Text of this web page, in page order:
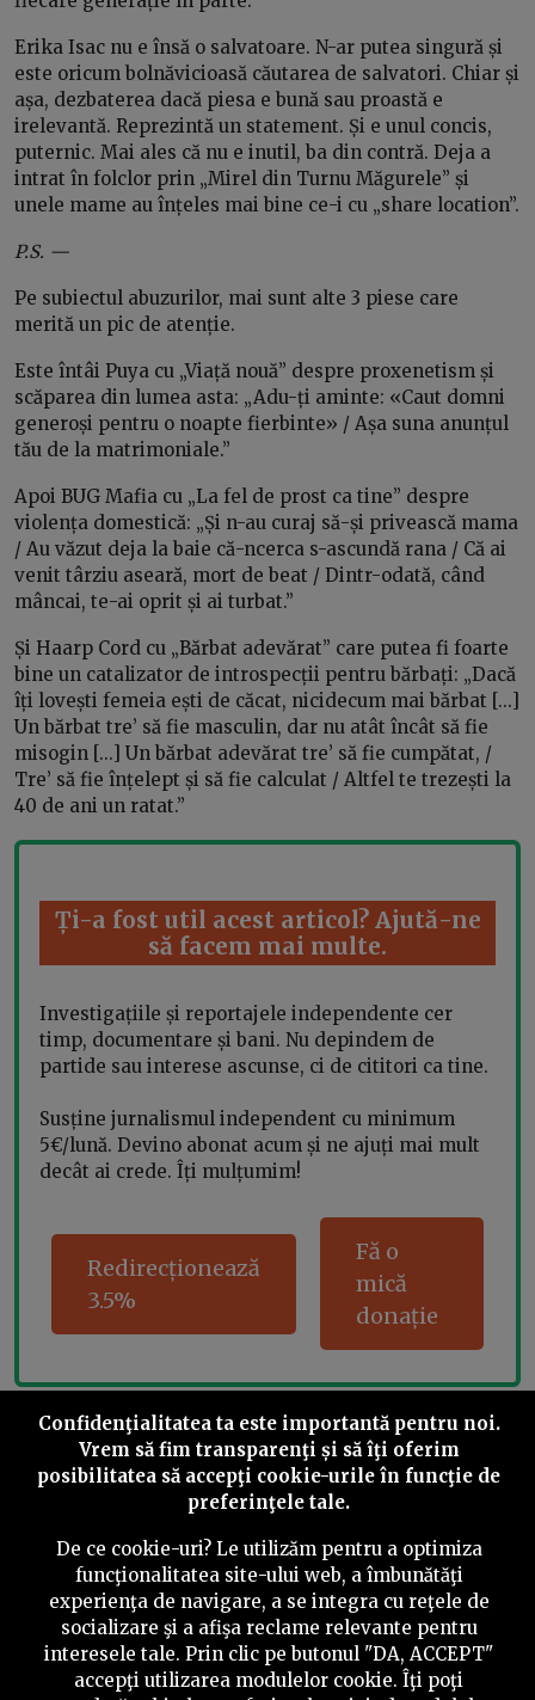
Erika Isac nu e însă o salvatoare. N-ar putea singură și
este oricum bolnăvicioasă căutarea de salvatori. Chiar și
așa, dezbaterea dacă piesa e bună sau proastă e
irelevantă. Reprezintă un statement. Și e unul concis,
puternic. Mai ales că nu e inutil, ba din contră. Deja a
intrat în folclor prin „Mirel din Turnu Măgurele” și
unele mame au înțeles mai bine ce-i cu „share location”.
P.S. —
Pe subiectul abuzurilor, mai sunt alte 3 piese care
merită un pic de atenție.
Este întâi Puya cu „Viață nouă” despre proxenetism și
scăparea din lumea asta: „Adu-ți aminte: «Caut domni
generoși pentru o noapte fierbinte» / Așa suna anunțul
tău de la matrimoniale.”
Apoi BUG Mafia cu „La fel de prost ca tine” despre
violența domestică: „Și n-au curaj să-și privească mama
/ Au văzut deja la baie că-ncerca s-ascundă rana / Că ai
venit târziu aseară, mort de beat / Dintr-odată, când
mâncai, te-ai oprit și ai turbat.”
Și Haarp Cord cu „Bărbat adevărat” care putea fi foarte
bine un catalizator de introspecții pentru bărbați: „Dacă
îți lovești femeia ești de căcat, nicidecum mai bărbat [...]
Un bărbat tre’ să fie masculin, dar nu atât încât să fie
misogin [...] Un bărbat adevărat tre’ să fie cumpătat, /
Tre’ să fie înțelept și să fie calculat / Altfel te trezești la
40 de ani un ratat.”
Ți-a fost util acest articol? Ajută-ne
să facem mai multe.
Investigațiile și reportajele independente cer
timp, documentare și bani. Nu depindem de
partide sau interese ascunse, ci de cititori ca tine.
Susține jurnalismul independent cu minimum
5€/lună. Devino abonat acum și ne ajuți mai mult
decât ai crede. Îți mulțumim!
Redirecționează
3.5%
Fă o
mică
donație
Share this
©2026 PressOne.ro
RSSNewslettereDespre noi Politica editorială
Confidenţialitatea ta este importantă pentru noi.
Vrem să fim transparenţi și să îţi oferim
posibilitatea să accepţi cookie-urile în funcţie de
preferinţele tale.
De ce cookie-uri? Le utilizăm pentru a optimiza
funcţionalitatea site-ului web, a îmbunătăţi
experienţa de navigare, a se integra cu reţele de
socializare şi a afişa reclame relevante pentru
interesele tale. Prin clic pe butonul "DA, ACCEPT"
accepţi utilizarea modulelor cookie. Îţi poţi